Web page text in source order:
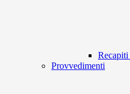
Provvedimenti